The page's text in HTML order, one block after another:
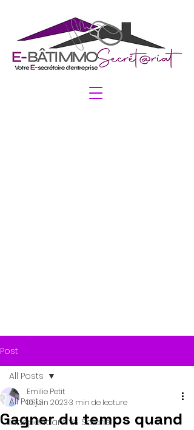
Post
All Posts
Indépendant VS Salarié
All Posts
Gagner du temps quand
Emilie Petit
10 juin 20233 min de lecture